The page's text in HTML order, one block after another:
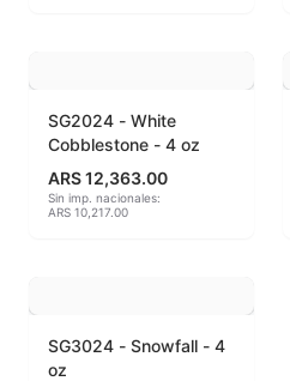
Conos pirometricos
Contramoldes
Crisoles refractarios
SG2024 - White
Cobblestone - 4 oz
ARS 12,363.00
Sin imp. nacionales:
ARS 10,217.00
SG3024 - Snowfall - 4
oz